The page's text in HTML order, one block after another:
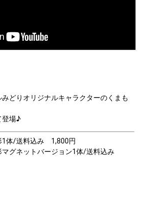
どりオリジナルキャラクターのくまも
登場♪
体/送料込み　1,800円
マグネットバージョン1体/送料込み